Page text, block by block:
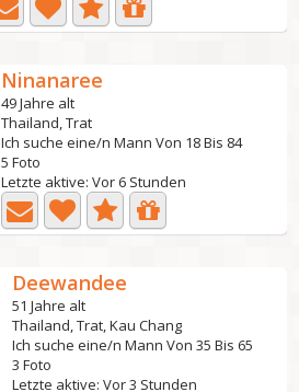
Ninanaree
49 Jahre alt
Thailand, Trat
Ich suche eine/n Mann Von 18 Bis 84
5 Foto
Letzte aktive: Vor 6 Stunden
Deewandee
51 Jahre alt
Thailand, Trat, Kau Chang
Ich suche eine/n Mann Von 35 Bis 65
3 Foto
Letzte aktive: Vor 3 Stunden